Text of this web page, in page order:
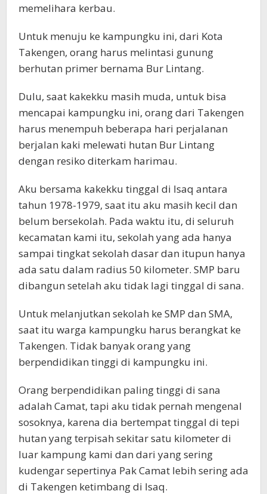
memelihara kerbau.
Untuk menuju ke kampungku ini, dari Kota
Takengen, orang harus melintasi gunung
berhutan primer bernama Bur Lintang.
Dulu, saat kakekku masih muda, untuk bisa
mencapai kampungku ini, orang dari Takengen
harus menempuh beberapa hari perjalanan
berjalan kaki melewati hutan Bur Lintang
dengan resiko diterkam harimau.
Aku bersama kakekku tinggal di Isaq antara
tahun 1978-1979, saat itu aku masih kecil dan
belum bersekolah. Pada waktu itu, di seluruh
kecamatan kami itu, sekolah yang ada hanya
sampai tingkat sekolah dasar dan itupun hanya
ada satu dalam radius 50 kilometer. SMP baru
dibangun setelah aku tidak lagi tinggal di sana.
Untuk melanjutkan sekolah ke SMP dan SMA,
saat itu warga kampungku harus berangkat ke
Takengen. Tidak banyak orang yang
berpendidikan tinggi di kampungku ini.
Orang berpendidikan paling tinggi di sana
adalah Camat, tapi aku tidak pernah mengenal
sosoknya, karena dia bertempat tinggal di tepi
hutan yang terpisah sekitar satu kilometer di
luar kampung kami dan dari yang sering
kudengar sepertinya Pak Camat lebih sering ada
di Takengen ketimbang di Isaq.